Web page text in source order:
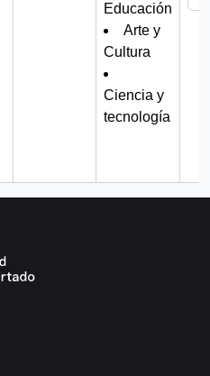
Educación
Arte y
Cultura
Ciencia y
tecnología